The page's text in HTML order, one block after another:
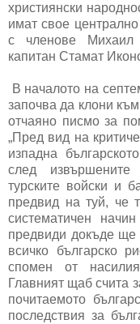
християнски
имат свое
с членове
капитан Стамат
В началото на
започва да клони
отчаяно писмо за
„Пред вид на
изпадна
след
турските войски и
предвид на туй, че
систематичен
предвиди докъде ще
всичко българско
спомен от
Главният щаб счита
почитаемото
последствия за